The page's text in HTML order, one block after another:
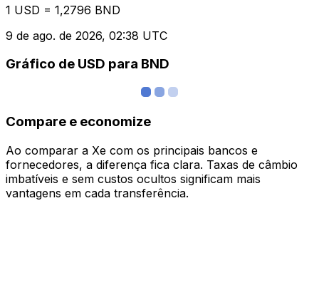
1 USD = 1,2796 BND
9 de ago. de 2026, 02:38 UTC
Gráfico de USD para BND
Compare e economize
Ao comparar a Xe com os principais bancos e
fornecedores, a diferença fica clara. Taxas de câmbio
imbatíveis e sem custos ocultos significam mais
vantagens em cada transferência.